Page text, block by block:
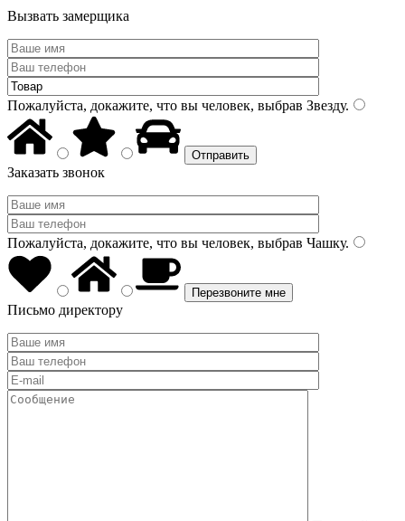
Вызвать замерщика
Пожалуйста, докажите, что вы человек, выбрав Звезду.
Заказать звонок
Пожалуйста, докажите, что вы человек, выбрав Чашку.
Письмо директору